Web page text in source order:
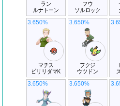
ラン
ルナトーン
フウ
ソルロック
マチス
ビリリダマK
3.650%
フクジ
ウツドン
3.650%
3.650% 3.650%